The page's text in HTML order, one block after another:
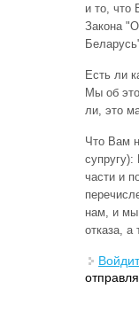
и то, что
Закона
Есть ли
Мы об
ли, это
Что Вам
части и
нам, и мы
отказа, а